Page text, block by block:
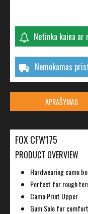
Netinka kaina ar
Nemokamas
APRAŠYMAS
FOX CFW175
PRODUCT OVERVIEW
Hardwearing camo
Perfect for rough
Camo Print Upper
Gum Sole for comfort